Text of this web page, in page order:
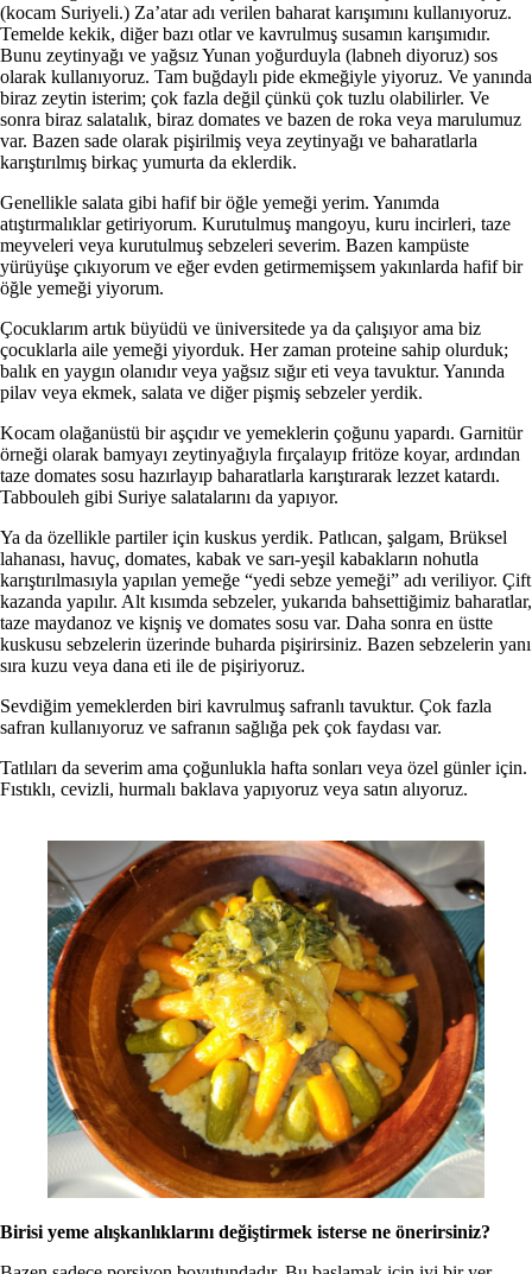
(kocam Suriyeli.) Za’atar adı verilen baharat karışımını kullanıyoruz.
Temelde kekik, diğer bazı otlar ve kavrulmuş susamın karışımıdır.
Bunu zeytinyağı ve yağsız Yunan yoğurduyla (labneh diyoruz) sos
olarak kullanıyoruz. Tam buğdaylı pide ekmeğiyle yiyoruz. Ve yanında
biraz zeytin isterim; çok fazla değil çünkü çok tuzlu olabilirler. Ve
sonra biraz salatalık, biraz domates ve bazen de roka veya marulumuz
var. Bazen sade olarak pişirilmiş veya zeytinyağı ve baharatlarla
karıştırılmış birkaç yumurta da eklerdik.
Genellikle salata gibi hafif bir öğle yemeği yerim. Yanımda
atıştırmalıklar getiriyorum. Kurutulmuş mangoyu, kuru incirleri, taze
meyveleri veya kurutulmuş sebzeleri severim. Bazen kampüste
yürüyüşe çıkıyorum ve eğer evden getirmemişsem yakınlarda hafif bir
öğle yemeği yiyorum.
Çocuklarım artık büyüdü ve üniversitede ya da çalışıyor ama biz
çocuklarla aile yemeği yiyorduk. Her zaman proteine ​​sahip olurduk;
balık en yaygın olanıdır veya yağsız sığır eti veya tavuktur. Yanında
pilav veya ekmek, salata ve diğer pişmiş sebzeler yerdik.
Kocam olağanüstü bir aşçıdır ve yemeklerin çoğunu yapardı. Garnitür
örneği olarak bamyayı zeytinyağıyla fırçalayıp fritöze koyar, ardından
taze domates sosu hazırlayıp baharatlarla karıştırarak lezzet katardı.
Tabbouleh gibi Suriye salatalarını da yapıyor.
Ya da özellikle partiler için kuskus yerdik. Patlıcan, şalgam, Brüksel
lahanası, havuç, domates, kabak ve sarı-yeşil kabakların nohutla
karıştırılmasıyla yapılan yemeğe “yedi sebze yemeği” adı veriliyor. Çift
kazanda yapılır. Alt kısımda sebzeler, yukarıda bahsettiğimiz baharatlar,
taze maydanoz ve kişniş ve domates sosu var. Daha sonra en üstte
kuskusu sebzelerin üzerinde buharda pişirirsiniz. Bazen sebzelerin yanı
sıra kuzu veya dana eti ile de pişiriyoruz.
Sevdiğim yemeklerden biri kavrulmuş safranlı tavuktur. Çok fazla
safran kullanıyoruz ve safranın sağlığa pek çok faydası var.
Tatlıları da severim ama çoğunlukla hafta sonları veya özel günler için.
Fıstıklı, cevizli, hurmalı baklava yapıyoruz veya satın alıyoruz.
Birisi yeme alışkanlıklarını değiştirmek isterse ne önerirsiniz?